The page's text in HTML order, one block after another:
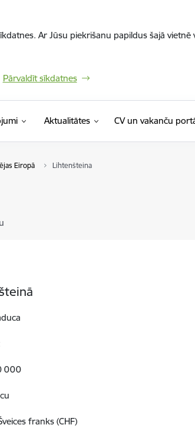
Ar Jūsu piekrišanu papildus šajā
Pārvaldīt sīkdatnes
Aktualitātes CV un vakanču
Eiropā Lihtenšteina
000
franks (CHF)